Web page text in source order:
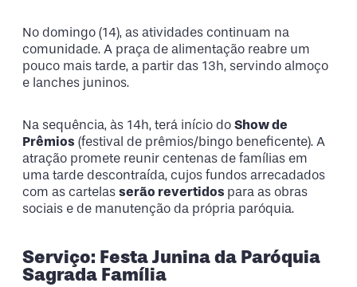
No domingo (14), as atividades continuam na
comunidade. A praça de alimentação reabre um
pouco mais tarde, a partir das 13h, servindo almoço
e lanches juninos.
Na sequência, às 14h, terá início do Show de
Prêmios (festival de prêmios/bingo beneficente). A
atração promete reunir centenas de famílias em
uma tarde descontraída, cujos fundos arrecadados
com as cartelas serão revertidos para as obras
sociais e de manutenção da própria paróquia.
Serviço: Festa Junina da Paróquia
Sagrada Família